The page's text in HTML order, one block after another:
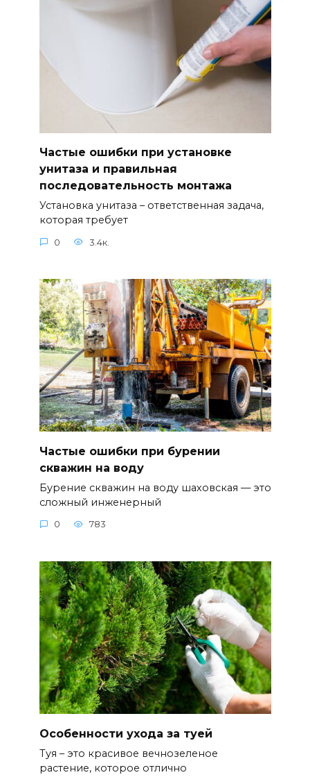
Частые ошибки при установке
унитаза и правильная
последовательность монтажа
Установка унитаза – ответственная задача,
которая требует
0 3.4к.
Частые ошибки при бурении
скважин на воду
Бурение скважин на воду шаховская — это
сложный инженерный
0 783
Особенности ухода за туей
Туя – это красивое вечнозеленое
растение, которое отлично